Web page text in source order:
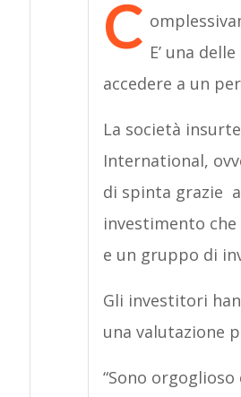
C E’ una
accedere a un
La società
International,
di spinta grazie
investimento
e un gruppo di
Gli investitori
una valutazione
“Sono